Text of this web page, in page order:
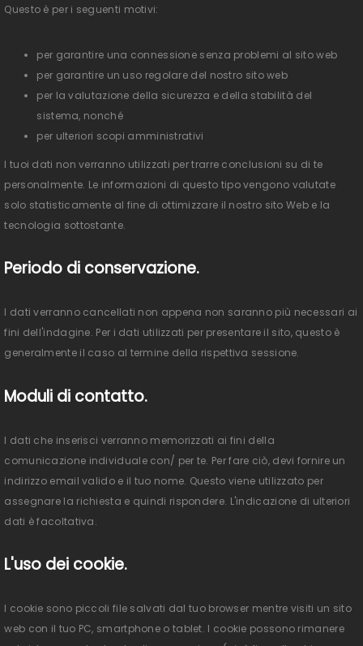
Questo è per i seguenti motivi:
per garantire una connessione senza problemi al sito web
per garantire un uso regolare del nostro sito web
per la valutazione della sicurezza e della stabilità del
sistema, nonché
per ulteriori scopi amministrativi
I tuoi dati non verranno utilizzati per trarre conclusioni su di te
personalmente. Le informazioni di questo tipo vengono valutate
solo statisticamente al fine di ottimizzare il nostro sito Web e la
tecnologia sottostante.
Periodo di conservazione.
I dati verranno cancellati non appena non saranno più necessari ai
fini dell'indagine. Per i dati utilizzati per presentare il sito, questo è
generalmente il caso al termine della rispettiva sessione.
Moduli di contatto.
I dati che inserisci verranno memorizzati ai fini della
comunicazione individuale con/ per te. Per fare ciò, devi fornire un
indirizzo email valido e il tuo nome. Questo viene utilizzato per
assegnare la richiesta e quindi rispondere. L'indicazione di ulteriori
dati è facoltativa.
L'uso dei cookie.
I cookie sono piccoli file salvati dal tuo browser mentre visiti un sito
web con il tuo PC, smartphone o tablet. I cookie possono rimanere